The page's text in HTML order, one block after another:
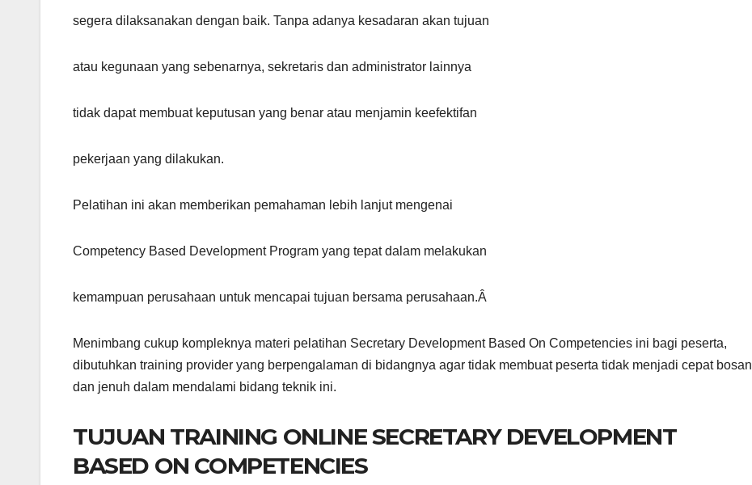
segera dilaksanakan dengan baik. Tanpa adanya kesadaran akan tujuan
atau kegunaan yang sebenarnya, sekretaris dan administrator lainnya
tidak dapat membuat keputusan yang benar atau menjamin keefektifan
pekerjaan yang dilakukan.
Pelatihan ini akan memberikan pemahaman lebih lanjut mengenai
Competency Based Development Program yang tepat dalam melakukan
kemampuan perusahaan untuk mencapai tujuan bersama perusahaan.Â
Menimbang cukup kompleknya materi pelatihan Secretary Development Based On Competencies ini bagi peserta,
dibutuhkan training provider yang berpengalaman di bidangnya agar tidak membuat peserta tidak menjadi cepat bosan
dan jenuh dalam mendalami bidang teknik ini.
TUJUAN TRAINING ONLINE SECRETARY DEVELOPMENT
BASED ON COMPETENCIES